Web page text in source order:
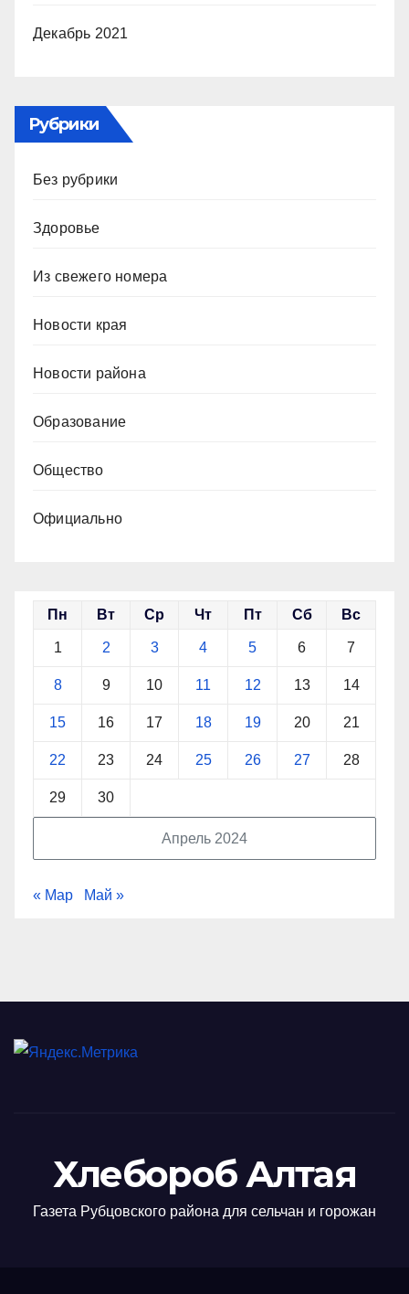
Декабрь 2021
Рубрики
Без рубрики
Здоровье
Из свежего номера
Новости края
Новости района
Образование
Общество
Официально
Апрель 2024
Пн Вт Ср Чт Пт Сб Вс
1 2 3 4 5 6 7
8 9 10 11 12 13 14
15 16 17 18 19 20 21
22 23 24 25 26 27 28
29 30
« Мар Май »
Хлебороб Алтая
Газета Рубцовского района для сельчан и горожан